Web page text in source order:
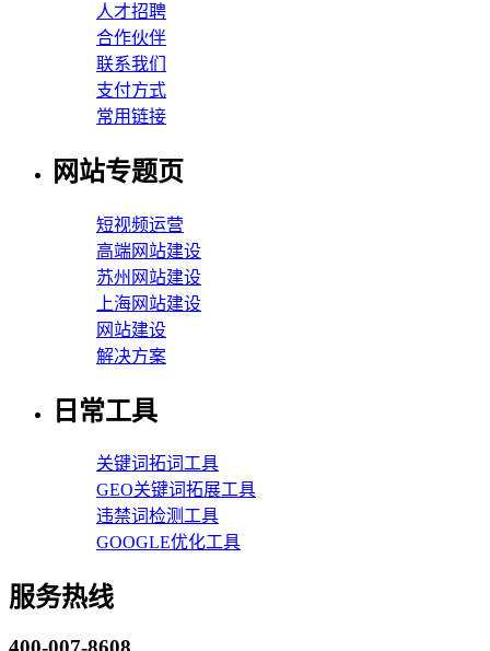
人才招聘
合作伙伴
联系我们
支付方式
常用链接
网站专题页
短视频运营
高端网站建设
苏州网站建设
上海网站建设
网站建设
解决方案
日常工具
关键词拓词工具
GEO关键词拓展工具
违禁词检测工具
GOOGLE优化工具
服务热线